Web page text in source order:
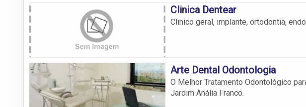
Clinica Dentear
Clinico geral, implante, ortodontia,
Arte Dental Odontologia
O Melhor Tratamento Odontológico
Jardim Anália Franco.